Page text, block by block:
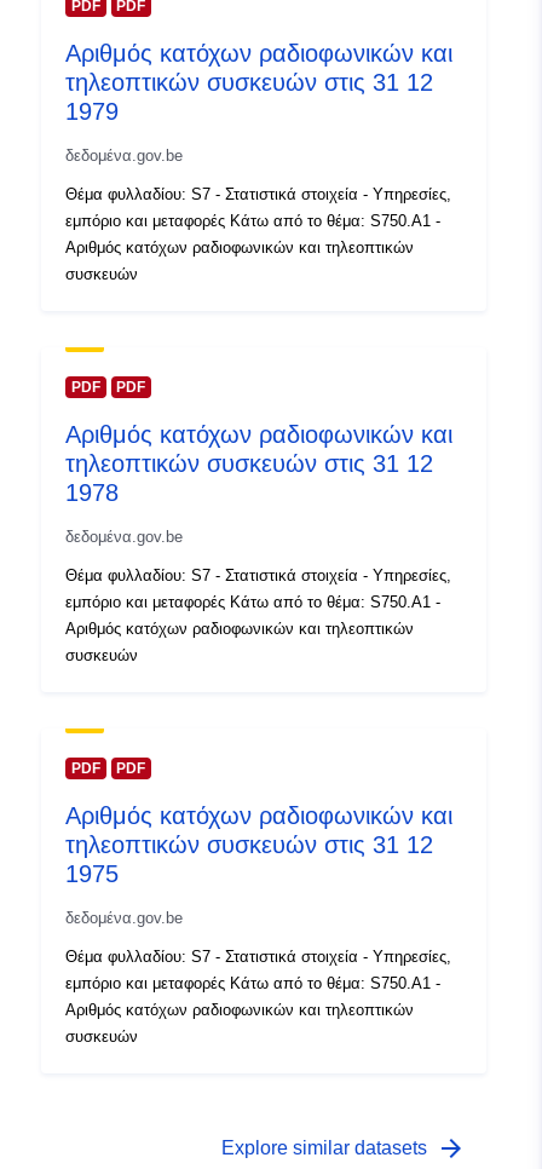
https://statbel.fgov.be/fr
https://statbel.fgov.be/de
καταλόγου:
February 2024
Επικαιροποιήθηκε στα
Τύπος:
Polygon
uriRef:
http://data.europa.eu/88u/dataset/
id
Δικαιώματα
PDF PDF
Αριθμός κατόχων ραδιοφωνικών και
τηλεοπτικών συσκευών στις 31 12
1979
δεδομένα.gov.be
Θέμα φυλλαδίου: S7 - Στατιστικά στοιχεία - Υπηρεσίες,
εμπόριο και μεταφορές Κάτω από το θέμα: S750.A1 -
Αριθμός κατόχων ραδιοφωνικών και τηλεοπτικών
συσκευών
PDF PDF
Αριθμός κατόχων ραδιοφωνικών και
τηλεοπτικών συσκευών στις 31 12
1978
δεδομένα.gov.be
Θέμα φυλλαδίου: S7 - Στατιστικά στοιχεία - Υπηρεσίες,
εμπόριο και μεταφορές Κάτω από το θέμα: S750.A1 -
Αριθμός κατόχων ραδιοφωνικών και τηλεοπτικών
συσκευών
PDF PDF
Αριθμός κατόχων ραδιοφωνικών και
τηλεοπτικών συσκευών στις 31 12
1975
δεδομένα.gov.be
Θέμα φυλλαδίου: S7 - Στατιστικά στοιχεία - Υπηρεσίες,
εμπόριο και μεταφορές Κάτω από το θέμα: S750.A1 -
Αριθμός κατόχων ραδιοφωνικών και τηλεοπτικών
συσκευών
Explore similar datasets arrow_forward